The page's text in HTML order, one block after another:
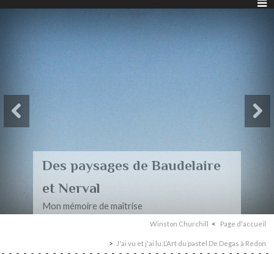
Des paysages de Baudelaire
et Nerval
Mon mémoire de maîtrise
Winston Churchill Page d'accueil
J'ai vu et j'ai lu:L’Art du pastel De Degas à Redon